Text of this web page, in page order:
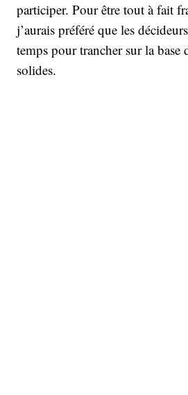
participer. Pour être tout à fait
j’aurais préféré que les
temps pour trancher sur la base
solides.